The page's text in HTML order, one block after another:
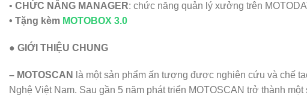
• CHỨC NĂNG MANAGER: chức năng quản lý xưởng trên
• Tặng kèm MOTOBOX 3.0
● GIỚI THIỆU CHUNG
– MOTOSCAN
là một sản phẩm ấn tượng được nghiên cứu và chế
Nghệ Việt Nam. Sau gần 5 năm phát triển MOTOSCAN trở thành